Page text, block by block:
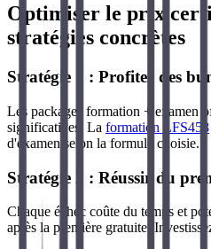
Optimiser le prix
stratégies concrètes
Stratégie 1 : Profiter des
Les packages formation + examen
significatives. La formation LFS458
d'examen selon la formule choisie.
Stratégie 2 : Réussir du
Chaque échec coûte du temps et
après la première gratuite.